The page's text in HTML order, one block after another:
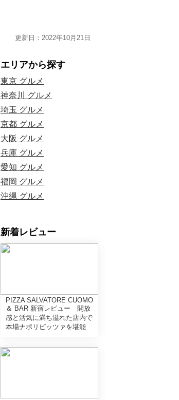
更新日：2022年10月21日
エリアから探す
東京 グルメ
神奈川 グルメ
埼玉 グルメ
京都 グルメ
大阪 グルメ
兵庫 グルメ
愛知 グルメ
福岡 グルメ
沖縄 グルメ
新着レビュー
PIZZA SALVATORE CUOMO
＆ BAR 新宿レビュー 開放
感と活気に満ち溢れた店内で
本場ナポリピッツァを堪能